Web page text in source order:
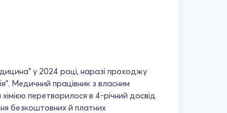
у 2024 році, наразі проходжу
Медичний працівник з власним
перетворилося в 4-річний досвід
безкоштовних й платних